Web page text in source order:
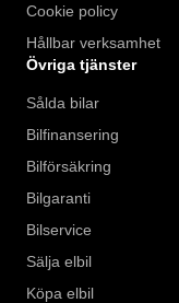
Cookie policy
Hållbar verksamhet
Övriga tjänster
Sålda bilar
Bilfinansering
Bilförsäkring
Bilgaranti
Bilservice
Sälja elbil
Köpa elbil